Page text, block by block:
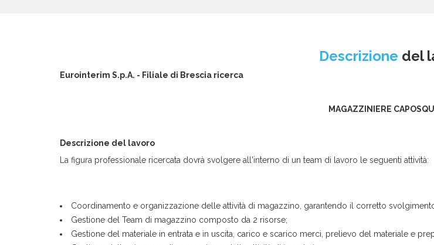
Descrizione del
Eurointerim S.p.A. - Filiale di Brescia ricerca
MAGAZZINIERE
Descrizione del lavoro
La figura professionale ricercata dovrà svolgere all'interno di un team di lavoro le seguenti attività:
Coordinamento e organizzazione delle attività di magazzino, garantendo il corretto
Gestione del Team di magazzino composto da 2 risorse;
Gestione del materiale in entrata e in uscita, carico e scarico merci, prelievo del materiale e